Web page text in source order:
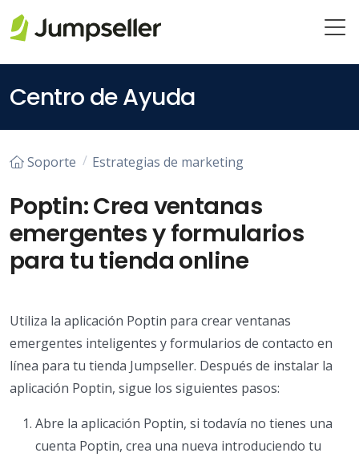
Centro de Ayuda
Soporte Estrategias de marketing
Poptin: Crea ventanas
emergentes y formularios
para tu tienda online
Utiliza la aplicación Poptin para crear ventanas
emergentes inteligentes y formularios de contacto en
línea para tu tienda Jumpseller. Después de instalar la
aplicación Poptin, sigue los siguientes pasos:
Abre la aplicación Poptin, si todavía no tienes una
cuenta Poptin, crea una nueva introduciendo tu